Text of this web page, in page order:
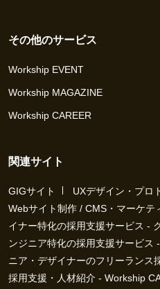
その他のサービス
Workship EVENT
Workship MAGAZINE
Workship CAREER
関連サイト
GIGサイト
UXデザイン・プロ
Webサイト制作 / CMS・マーケテ
イナー特化の採用支援サービス -
ンジニア特化の採用支援サービス
ニア・デザイナーのフリーランス
採用支援・人材紹介 - Workship